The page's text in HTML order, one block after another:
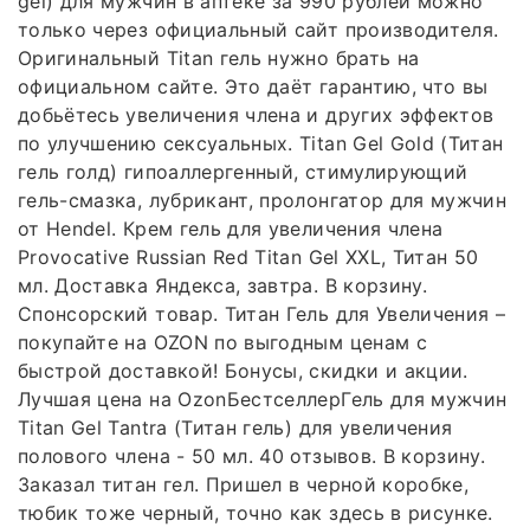
только через официальный сайт производителя.
Оригинальный Titan гель нужно брать на
официальном сайте. Это даёт гарантию, что вы
добьётесь увеличения члена и других эффектов
по улучшению сексуальных. Titan Gel Gold (Титан
гель голд) гипоаллергенный, стимулирующий
гель-смазка, лубрикант, пролонгатор для мужчин
от Hendel. Крем гель для увеличения члена
Provocative Russian Red Titan Gel XXL, Титан 50
мл. Доставка Яндекса, завтра. В корзину.
Спонсорский товар. Титан Гель для Увеличения –
покупайте на OZON по выгодным ценам с
быстрой доставкой! Бонусы, скидки и акции.
Лучшая цена на OzonБестселлерГель для мужчин
Titan Gel Tantra (Титан гель) для увеличения
полового члена - 50 мл. 40 отзывов. В корзину.
Заказал титан гел. Пришел в черной коробке,
тюбик тоже черный, точно как здесь в рисунке.